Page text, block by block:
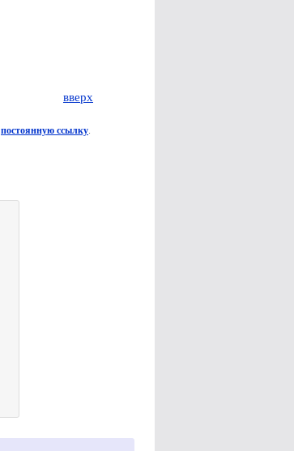
вверх
постоянную ссылку.